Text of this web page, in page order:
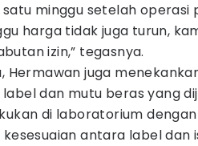
minggu setelah operasi
harga tidak juga turun,
izin,” tegasnya.
Hermawan juga
dan mutu beras yang
di laboratorium
antara label dan